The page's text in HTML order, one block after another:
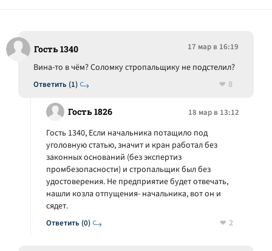
Гость 1340 17 мар в 16:19
Ответить (1)
Вина-то в чём? Соломку стропальщику не подстелил?
8
Гость 1826 18 мар в 13:12
Ответить (0)
Гость 1340, Если начальника потащило под
уголовную статью, значит и кран работал без
законных оснований (без экспертиз
промбезопасности) и стропальщик был без
удостоверения. Не предприятие будет отвечать,
нашли козла отпущения- начальника, вот он и
сядет.
2